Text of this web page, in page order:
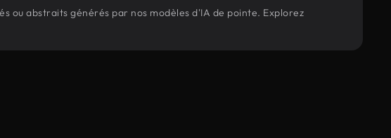
ou abstraits générés par nos modèles d'IA de pointe. Explorez